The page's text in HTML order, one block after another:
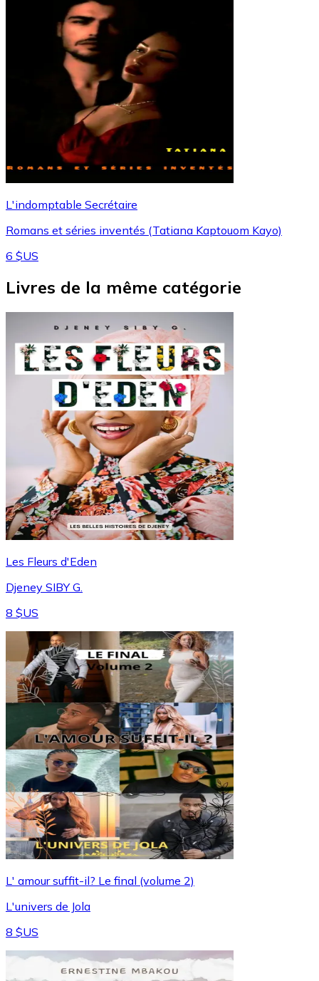
L'indomptable Secrétaire
Romans et séries inventés (Tatiana Kaptouom Kayo)
6 $US
Livres de la même catégorie
Les Fleurs d'Eden
Djeney SIBY G.
8 $US
L' amour suffit-il? Le final (volume 2)
L'univers de Jola
8 $US